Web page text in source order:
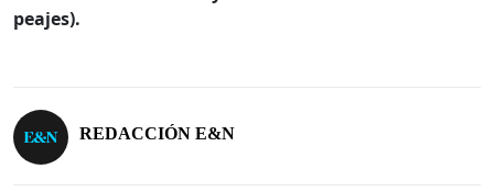
peajes).
REDACCIÓN E&N